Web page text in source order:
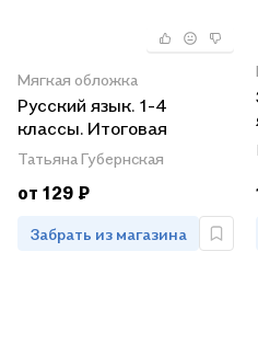
Мягкая обложка
Русский язык. 1-4
классы. Итоговая
аттестация за курс
начальной школы
Татьяна Губернская
от 129 ₽
Забрать из магазина